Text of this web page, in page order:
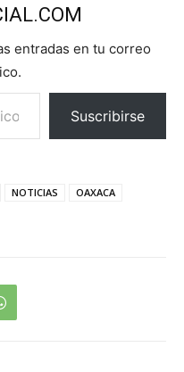
entradas en tu correo
Suscribirse
NOTICIAS
OAXACA